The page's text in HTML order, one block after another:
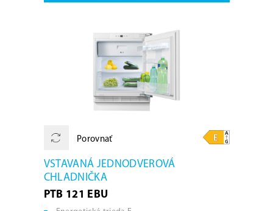
Porovnať
VSTAVANÁ JEDNODVEROVÁ
CHLADNIČKA
PTB 121 EBU